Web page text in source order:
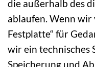
die außerhalb des
ablaufen. Wenn wir
Festplatte“ für
wir ein technisches
Speicherung und